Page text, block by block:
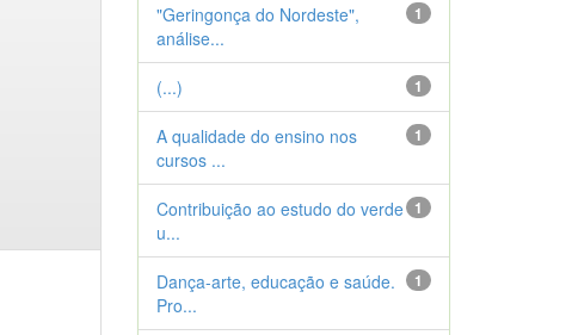
1
"Geringonça do Nordeste",
análise...
1
(...)
1
A qualidade do ensino nos
cursos ...
1
Contribuição ao estudo do verde
u...
1
Dança-arte, educação e saúde.
Pro...